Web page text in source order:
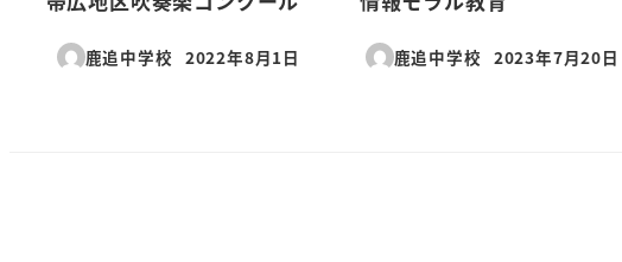
鹿追中学校
投稿日
2022年8月1日 鹿追中学校
投稿日
2023年7月20日